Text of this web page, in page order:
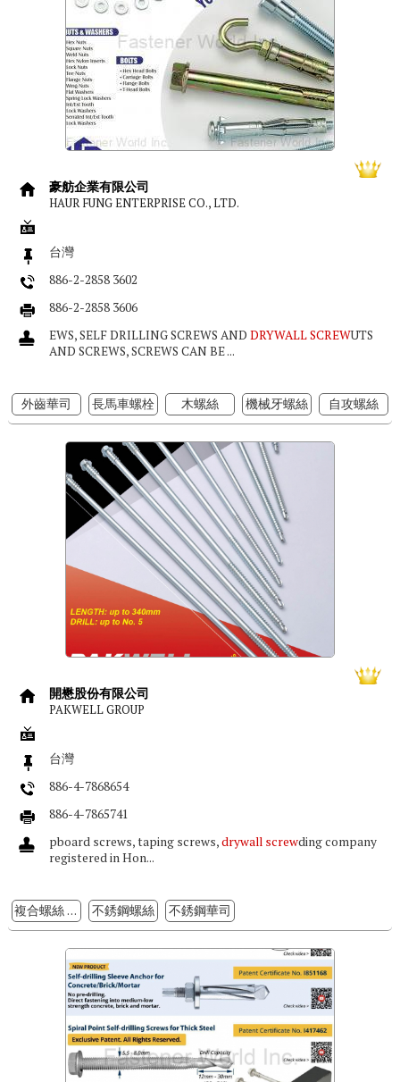
豪舫企業有限公司
HAUR FUNG ENTERPRISE CO., LTD.
台灣
886-2-2858 3602
886-2-2858 3606
EWS, SELF DRILLING SCREWS ANDDRYWALL SCREWUTS
AND SCREWS, SCREWS CAN BE ...
外齒華司 長馬車螺栓 木螺絲 機械牙螺絲 自攻螺絲
開懋股份有限公司
PAKWELL GROUP
台灣
886-4-7868654
886-4-7865741
pboard screws, taping screws,drywall screwding company
registered in Hon...
複合螺絲 (Bi-metal Screw) 不銹鋼螺絲 不銹鋼華司